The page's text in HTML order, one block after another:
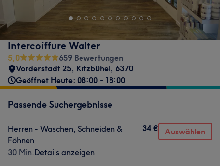
Intercoiffure Walter
5,0
659 Bewertungen
Vorderstadt 25, Kitzbühel, 6370
Geöffnet Heute: 08:00 - 18:00
Passende Suchergebnisse
Herren - Waschen, Schneiden &
Föhnen
30 Min.Details anzeigen
34 € Auswählen